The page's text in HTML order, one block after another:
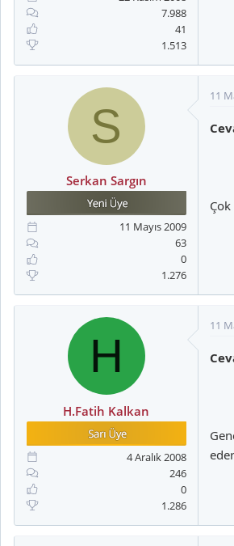
7.988
41
1.513
S
Serkan Sargın
11 Mayıs 2009
63
0
1.276
11
H
H.Fatih Kalkan
4 Aralık 2008
246
0
1.286
11